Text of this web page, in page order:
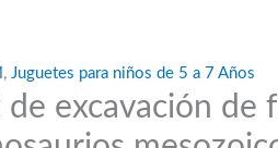
, Juguetes para niños de 5 a 7 Años
de excavación de